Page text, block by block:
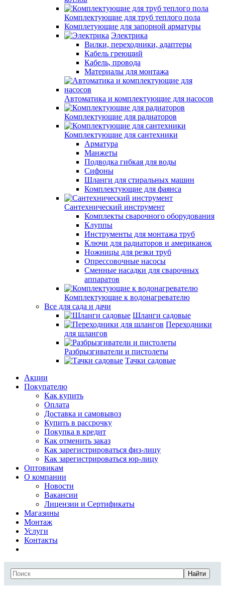
Комплектующие для труб теплого пола
Комплетующие для запорной арматуры
Электрика
Вилки, переходники, адаптеры
Кабель греющий
Кабель, провода
Материалы для монтажа
Автоматика и комплектующие для насосов
Комплектующие для радиаторов
Комплектующие для сантехники
Арматура
Манжеты
Подводка гибкая для воды
Сифоны
Шланги для стиральных машин
Комплектующие для фаянса
Сантехнический инструмент
Комплекты сварочного оборудования
Клуппы
Инструменты для монтажа труб
Ключи для радиаторов и американок
Ножницы для резки труб
Опрессовочные насосы
Сменные насадки для сварочных
аппаратов
Комплектующие к водонагревателю
Все для сада и дачи
Шланги садовые
Переходники
для шлангов
Разбрызгиватели и пистолеты
Тачки садовые
Акции
Покупателю
Как купить
Оплата
Доставка и самовывоз
Купить в рассрочку
Покупка в кредит
Как отменить заказ
Как зарегистрироваться физ-лицу
Как зарегистрироваться юр-лицу
Оптовикам
О компании
Новости
Вакансии
Лицензии и Сертификаты
Магазины
Монтаж
Услуги
Контакты
Найти